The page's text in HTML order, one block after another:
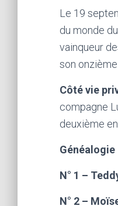
Le 19
du monde
vainqueur
son
Côté vie
compagne
deuxième
Généalogie
N° 1 –
N° 2 –